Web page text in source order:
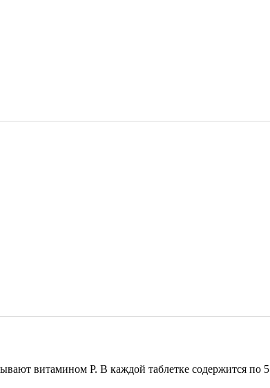
витамином P. В каждой таблетке содержится по 5